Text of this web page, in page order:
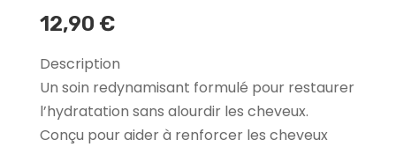
12,90 €
Description
Un soin redynamisant formulé pour restaurer
l’hydratation sans alourdir les cheveux.
Conçu pour aider à renforcer les cheveux